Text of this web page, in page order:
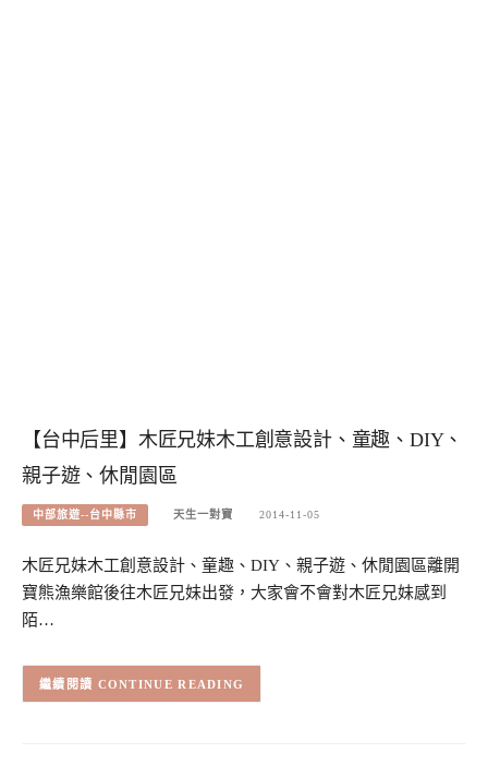
【台中后里】木匠兄妹木工創意設計、童趣、DIY、
親子遊、休閒園區
中部旅遊--台中縣市 天生一對寶 2014-11-05
木匠兄妹木工創意設計、童趣、DIY、親子遊、休閒園區離開
寶熊漁樂館後往木匠兄妹出發，大家會不會對木匠兄妹感到
陌…
CONTINUE READING